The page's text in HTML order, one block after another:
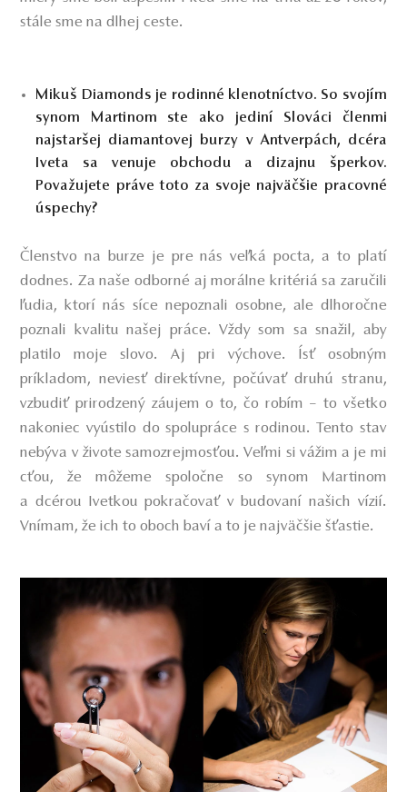
stále sme na dlhej ceste.
Mikuš Diamonds je rodinné klenotníctvo. So svojím
synom Martinom ste ako jediní Slováci členmi
najstaršej diamantovej burzy v Antverpách, dcéra
Iveta sa venuje obchodu a dizajnu šperkov.
Považujete práve toto za svoje najväčšie pracovné
úspechy?
Členstvo na burze je pre nás veľká pocta, a to platí
dodnes. Za naše odborné aj morálne kritériá sa zaručili
ľudia, ktorí nás síce nepoznali osobne, ale dlhoročne
poznali kvalitu našej práce. Vždy som sa snažil, aby
platilo moje slovo. Aj pri výchove. Ísť osobným
príkladom, neviesť direktívne, počúvať druhú stranu,
vzbudiť prirodzený záujem o to, čo robím – to všetko
nakoniec vyústilo do spolupráce s rodinou. Tento stav
nebýva v živote samozrejmosťou. Veľmi si vážim a je mi
cťou, že môžeme spoločne so synom Martinom
a dcérou Ivetkou pokračovať v budovaní našich vízií.
Vnímam, že ich to oboch baví a to je najväčšie šťastie.